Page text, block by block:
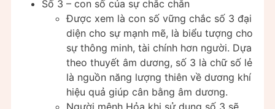
Số 3 – con số của sự chắc chắn
Được xem là con số vững chắc số 3 đại
diện cho sự mạnh mẽ, là biểu tượng cho
sự thông minh, tài chính hơn người. Dựa
theo thuyết âm dương, số 3 là chữ số lẻ
là nguồn năng lượng thiên về dương khí
hiệu quả giúp cân bằng âm dương.